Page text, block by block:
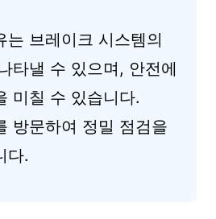
는 브레이크 시스템의
타낼 수 있으며, 안전에
미칠 수 있습니다.
방문하여 정밀 점검을
다.